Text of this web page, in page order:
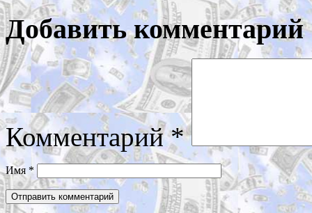
Добавить комментарий
Комментарий*
Имя *